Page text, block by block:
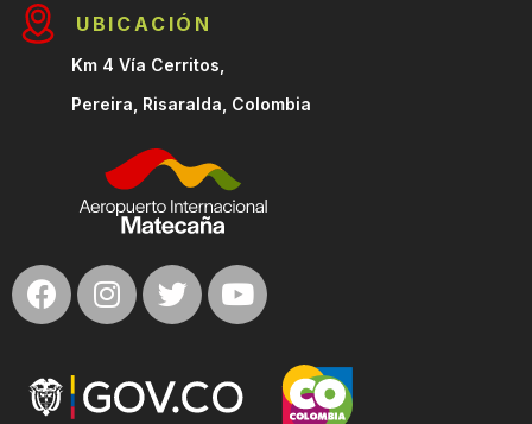
UBICACIÓN
Km 4 Vía Cerritos,
Pereira, Risaralda, Colombia